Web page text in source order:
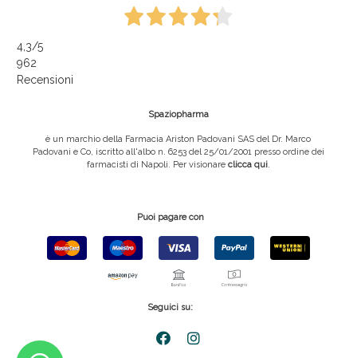
4,3/5
962
Recensioni
Spaziopharma
è un marchio della Farmacia Ariston Padovani SAS del Dr. Marco
Padovani e Co, iscritto all'albo n. 6253 del 25/01/2001 presso ordine dei
farmacisti di Napoli. Per visionare clicca qui.
Puoi pagare con
Seguici su: